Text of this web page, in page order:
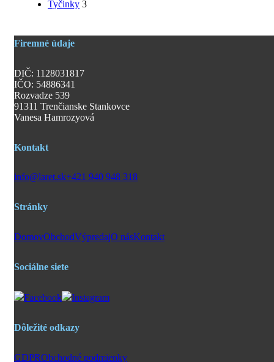
Tyčinky 3
Firemné údaje
DIČ: 1128031817
IČO: 54886341
Rozvadze 539
91311 Trenčianske Stankovce
Vanesa Hamrozyová
Kontakt
info@laret.sk+421 940 948 318
Stránky
DomovObchodVýpredajO násKontakt
Sociálne siete
Facebook Instagram
Dôležité odkazy
GDPRObchodné podmienky